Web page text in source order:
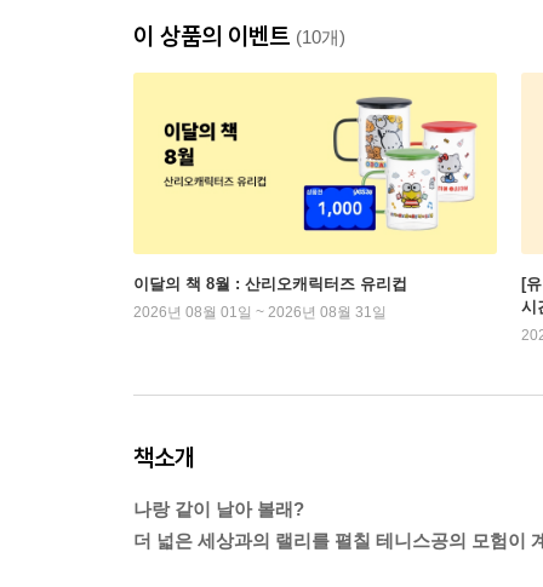
이 상품의 이벤트 (10개)
이달의 책 8월 : 산리오캐릭터즈 유리컵
2026년 08월 01일 ~ 2026년 08월 31일
[
시
책소개
나랑 같이 날아 볼래?
더 넓은 세상과의 랠리를 펼칠 테니스공의 모험이